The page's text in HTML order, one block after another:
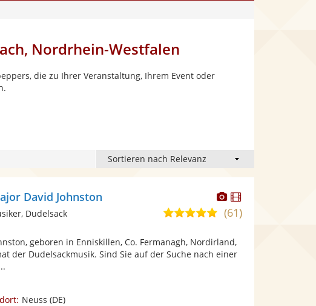
Nordrhein-Westfalen
die zu Ihrer Veranstaltung, Ihrem Event oder
Dieser
Künstler
stellt
Fotos
bereit.
Dieser
Künstler
David Johnston
5,0
5
Sternen
(61)
Dudelsack
geboren in Enniskillen, Co. Fermanagh, Nordirland,
der Dudelsackmusik. Sind Sie auf der Suche nach einer
Neuss (DE)